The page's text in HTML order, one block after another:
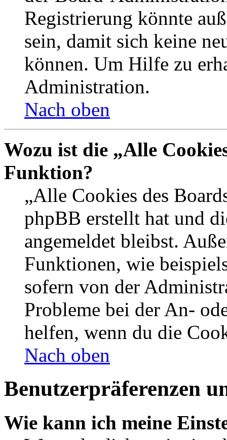
Registrierung könnte
sein, damit sich keine
können. Um Hilfe zu
Administration.
Nach oben
Wozu ist die „Alle
Funktion?
„Alle Cookies des
phpBB erstellt hat und
angemeldet bleibst.
Funktionen, wie
sofern von der
Probleme bei der An-
helfen, wenn du die
Nach oben
Benutzerpräferenzen
Wie kann ich meine